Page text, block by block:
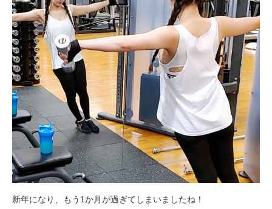
新年になり、もう1か月が過ぎてしまいましたね！